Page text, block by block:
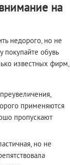
на
недорого, но не
обувь
известных фирм,
применяются
пропускают
но не